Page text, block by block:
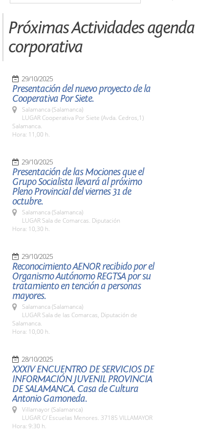
Próximas Actividades agenda
corporativa
29/10/2025
Presentación del nuevo proyecto de la
Cooperativa Por Siete.
Salamanca (Salamanca)
LUGAR Cooperativa Por Siete (Avda. Cedros,1)
Salamanca.
Hora: 11,00 h.
29/10/2025
Presentación de las Mociones que el
Grupo Socialista llevará al próximo
Pleno Provincial del viernes 31 de
octubre.
Salamanca (Salamanca)
LUGAR Sala de Comarcas. Diputación
Hora: 10,30 h.
29/10/2025
Reconocimiento AENOR recibido por el
Organismo Autónomo REGTSA por su
tratamiento en tención a personas
mayores.
Salamanca (Salamanca)
LUGAR Sala de las Comarcas, Diputación de
Salamanca.
Hora: 10,00 h.
28/10/2025
XXXIV ENCUENTRO DE SERVICIOS DE
INFORMACIÓN JUVENIL PROVINCIA
DE SALAMANCA. Casa de Cultura
Antonio Gamoneda.
Villamayor (Salamanca)
LUGAR C/ Escuelas Menores. 37185 VILLAMAYOR
Hora: 9:30 h.